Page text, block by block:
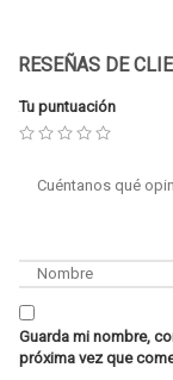
RESEÑAS DE
Tu puntuación
Guarda mi nombre,
próxima vez que